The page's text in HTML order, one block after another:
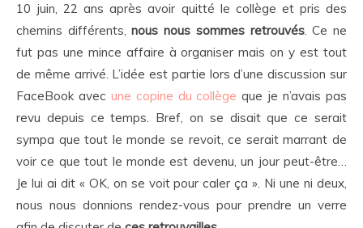
10 juin, 22 ans après avoir quitté le collège et pris des
chemins différents,nous nous sommes retrouvés. Ce ne
fut pas une mince affaire à organiser mais on y est tout
de même arrivé. L’idée est partie lors d’une discussion sur
FaceBook avec une copine du collègeque je n’avais pas
revu depuis ce temps. Bref, on se disait que ce serait
sympa que tout le monde se revoit, ce serait marrant de
voir ce que tout le monde est devenu, un jour peut-être…
Je lui ai dit « OK, on se voit pour caler ça ». Ni une ni deux,
nous nous donnions rendez-vous pour prendre un verre